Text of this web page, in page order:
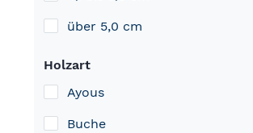
über 5,0 cm
Holzart
Ayous
Buche